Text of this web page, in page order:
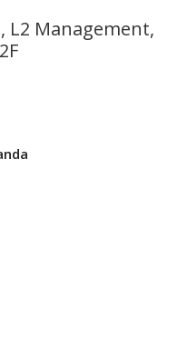
L2 Management,